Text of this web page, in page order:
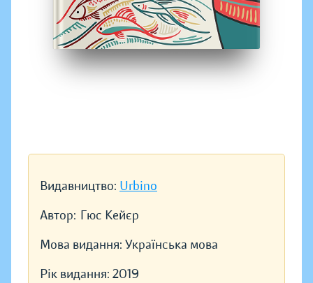
Видавництво: Urbino
Автор: Гюс Кейєр
Мова видання: Українська мова
Рік видання: 2019